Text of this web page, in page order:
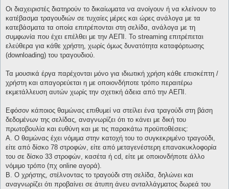
Οι διαχειριστές διατηρούν το δικαίωματα να ανοίγουν ή να κλείνουν το
κατέβασμα τραγουδιών σε τυχαίες μέρες και ώρες ανάλογα με τα
κατεβάσματα τα οποία επιτρέπονται στη σελίδα, ανάλογα με τη
συμφωνία που έχει επέλθει με την ΑΕΠΙ. Το streaming επιτρέπεται
ελεύθερα για κάθε χρήστη, χωρίς όμως δυνατότητα καταφόρτωσης
(downloading) του τραγουδιού.
Τα μουσικά έργα παρέχονται μόνο για ιδιωτική χρήση κάθε επισκέπτη /
χρήστη και απαγορεύεται η με οποιονδήποτε τρόπο περαιτέρω
εκμετάλλευση αυτών χωρίς την σχετική άδεια από την ΑΕΠΙ.
Εφόσον κάποιος θαμώνας επιθυμεί να στείλει ένα τραγούδι στη βάση
δεδομένων της σελίδας, αναγνωρίζει ότι το κάνει με δική του
πρωτοβουλία και ευθύνη και με τις παρακάτω προϋποθέσεις:
Α. Ο θαμώνας έχει νόμιμα στην κατοχή του το συγκεκριμένο τραγούδι,
είτε από δίσκο 78 στροφών, είτε από μεταγενέστερη επανακυκλοφορία
του σε δίσκο 33 στροφών, κασέτα ή cd, είτε με οποιονδήποτε άλλο
νόμιμο τρόπο (πχ online αγορά).
Β. Ο χρήστης, στέλνοντας το τραγούδι στη σελίδα, δηλώνει και
αναγνωρίζει ότι προβαίνει σε άτυπη άνευ ανταλλάγματος δωρεά του